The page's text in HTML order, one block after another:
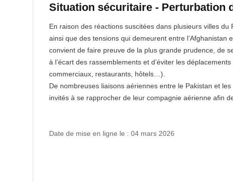
Situation sécuritaire - Perturbation
En raison des réactions suscitées dans plusieurs villes
ainsi que des tensions qui demeurent entre
convient de faire preuve de la plus grande prudence, de
à l’écart des rassemblements et d’éviter les
commerciaux, restaurants, hôtels…).
De nombreuses liaisons aériennes entre le Pakistan et
invités à se rapprocher de leur compagnie aérienne afin
Date de mise en ligne le : 04 mars 2026